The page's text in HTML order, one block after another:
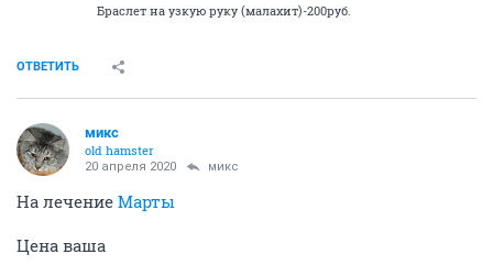
Браслет на узкую руку (малахит)-200руб.
ОТВЕТИТЬ
микс
old hamster
20 апреля 2020 микс
На лечение Марты
Цена ваша